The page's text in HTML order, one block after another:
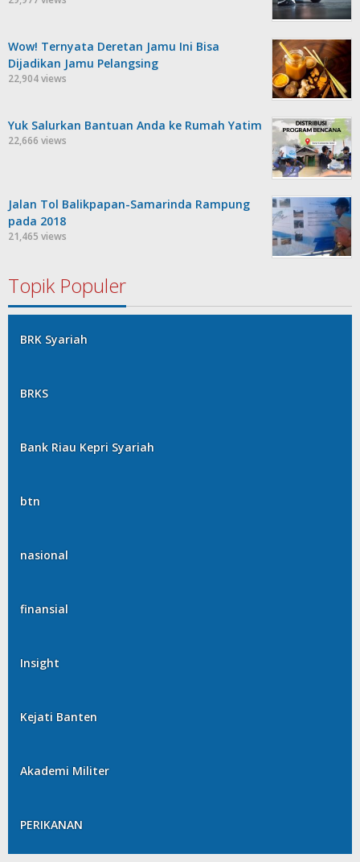
Wow! Ternyata Deretan Jamu Ini Bisa
Dijadikan Jamu Pelangsing
22,904 views
Yuk Salurkan Bantuan Anda ke Rumah Yatim
22,666 views
Jalan Tol Balikpapan-Samarinda Rampung
pada 2018
21,465 views
Topik Populer
BRK Syariah
BRKS
Bank Riau Kepri Syariah
btn
nasional
finansial
Insight
Kejati Banten
Akademi Militer
PERIKANAN